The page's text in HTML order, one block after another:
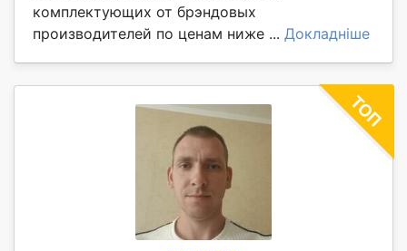
комплектующих от брэндовых
производителей по ценам ниже ... Докладніше